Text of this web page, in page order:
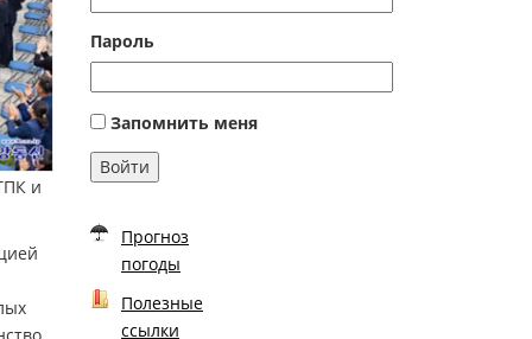
и
Пароль
Запомнить меня
Войти
Прогноз
погоды
Полезные
ссылки